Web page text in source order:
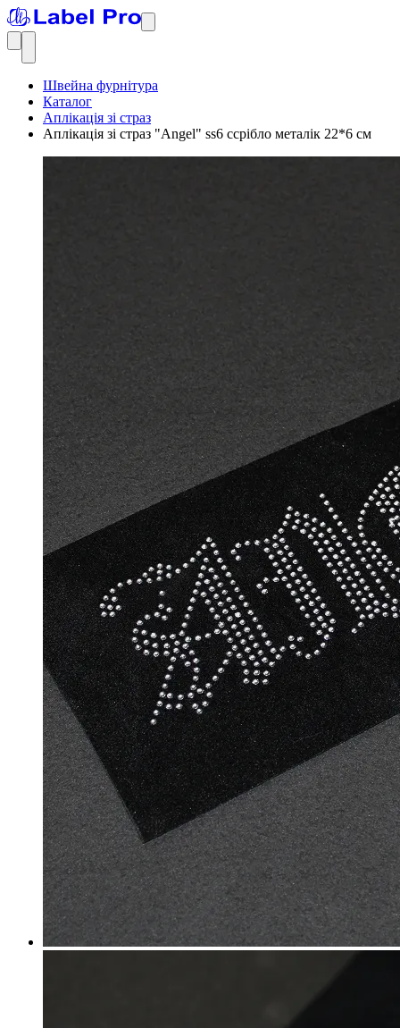
Швейна фурнітура
Каталог
Аплікація зі страз
Аплікація зі страз "Angel" ss6 cсрібло металік 22*6 см